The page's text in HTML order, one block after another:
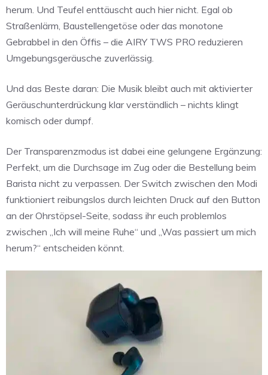
herum. Und Teufel enttäuscht auch hier nicht. Egal ob
Straßenlärm, Baustellengetöse oder das monotone
Gebrabbel in den Öffis – die AIRY TWS PRO reduzieren
Umgebungsgeräusche zuverlässig.
Und das Beste daran: Die Musik bleibt auch mit aktivierter
Geräuschunterdrückung klar verständlich – nichts klingt
komisch oder dumpf.
Der Transparenzmodus ist dabei eine gelungene Ergänzung:
Perfekt, um die Durchsage im Zug oder die Bestellung beim
Barista nicht zu verpassen. Der Switch zwischen den Modi
funktioniert reibungslos durch leichten Druck auf den Button
an der Ohrstöpsel-Seite, sodass ihr euch problemlos
zwischen „Ich will meine Ruhe“ und „Was passiert um mich
herum?“ entscheiden könnt.